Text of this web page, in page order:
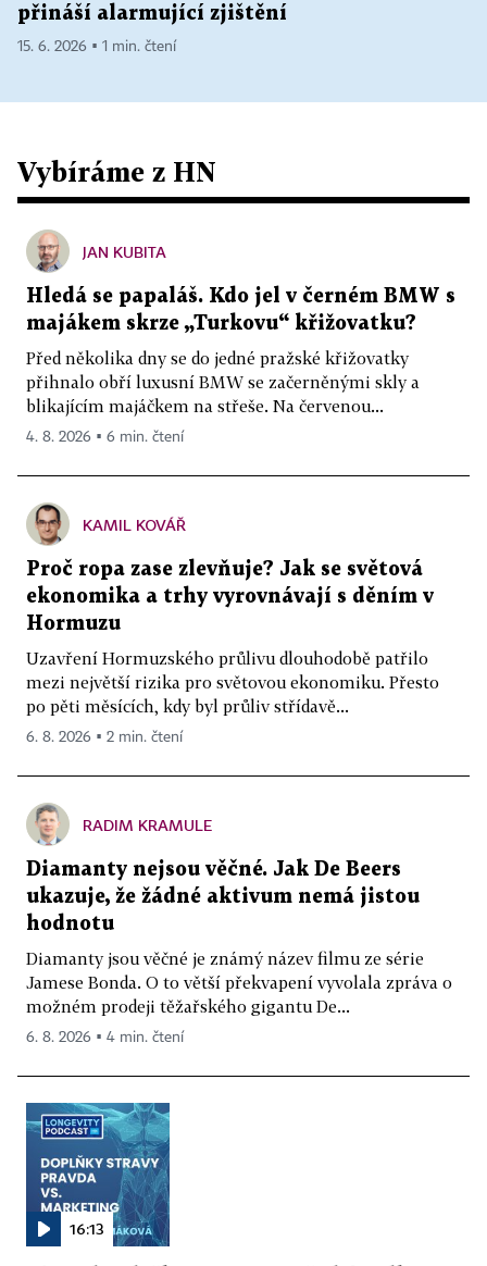
přináší alarmující zjištění
15. 6. 2026 ▪ 1 min. čtení
Vybíráme z HN
JAN KUBITA
Hledá se papaláš. Kdo jel v černém BMW s
majákem skrze „Turkovu“ křižovatku?
Před několika dny se do jedné pražské křižovatky
přihnalo obří luxusní BMW se začerněnými skly a
blikajícím majáčkem na střeše. Na červenou...
4. 8. 2026 ▪ 6 min. čtení
KAMIL KOVÁŘ
Proč ropa zase zlevňuje? Jak se světová
ekonomika a trhy vyrovnávají s děním v
Hormuzu
Uzavření Hormuzského průlivu dlouhodobě patřilo
mezi největší rizika pro světovou ekonomiku. Přesto
po pěti měsících, kdy byl průliv střídavě...
6. 8. 2026 ▪ 2 min. čtení
RADIM KRAMULE
Diamanty nejsou věčné. Jak De Beers
ukazuje, že žádné aktivum nemá jistou
hodnotu
Diamanty jsou věčné je známý název filmu ze série
Jamese Bonda. O to větší překvapení vyvolala zpráva o
možném prodeji těžařského gigantu De...
6. 8. 2026 ▪ 4 min. čtení
16:13